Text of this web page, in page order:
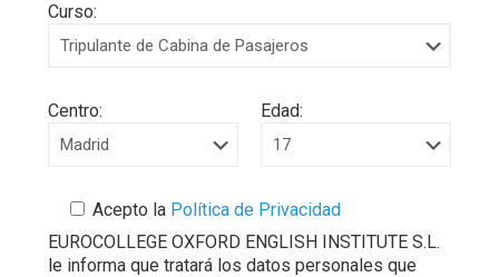
Curso:
Centro: Edad:
Acepto la Política de Privacidad
EUROCOLLEGE OXFORD ENGLISH INSTITUTE S.L.
le informa que tratará los datos personales que